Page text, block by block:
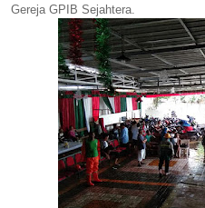
Gereja GPIB Sejahtera.